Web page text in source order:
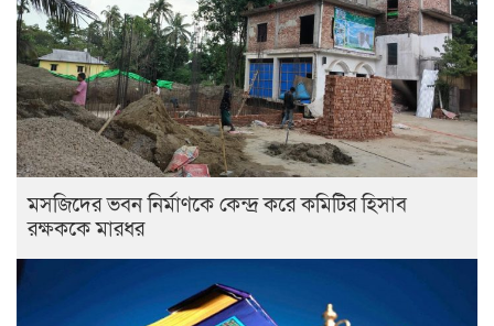
মসজিদের ভবন নির্মাণকে কেন্দ্র করে কমিটির হিসাব
রক্ষককে মারধর